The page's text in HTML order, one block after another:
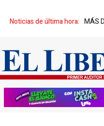
Noticias de última hora:
PRÓSPERA MÁS DE 200